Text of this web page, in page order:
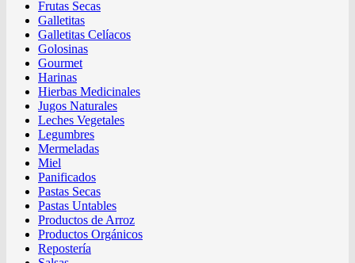
Frutas Secas
Galletitas
Galletitas Celíacos
Golosinas
Gourmet
Harinas
Hierbas Medicinales
Jugos Naturales
Leches Vegetales
Legumbres
Mermeladas
Miel
Panificados
Pastas Secas
Pastas Untables
Productos de Arroz
Productos Orgánicos
Repostería